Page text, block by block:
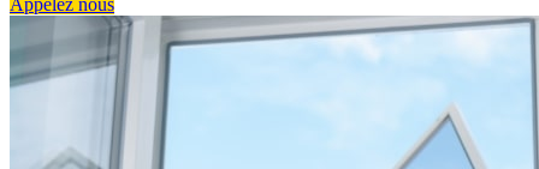
Appelez nous